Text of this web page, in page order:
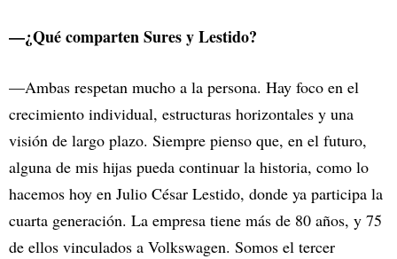
—¿Qué comparten Sures y Lestido?
—Ambas respetan mucho a la persona. Hay foco en el
crecimiento individual, estructuras horizontales y una
visión de largo plazo. Siempre pienso que, en el futuro,
alguna de mis hijas pueda continuar la historia, como lo
hacemos hoy en Julio César Lestido, donde ya participa la
cuarta generación. La empresa tiene más de 80 años, y 75
de ellos vinculados a Volkswagen. Somos el tercer